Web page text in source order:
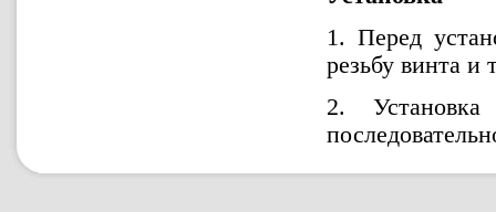
1. Перед
резьбу винта и
2. Установка